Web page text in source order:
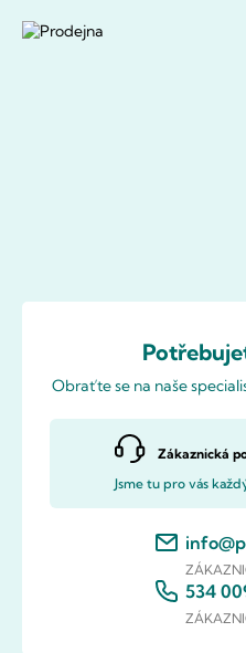
Obraťte se na naše
Zákaznická
Jsme tu pro vás
534